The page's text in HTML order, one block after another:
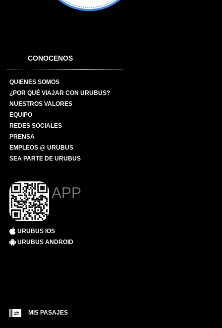
CONOCENOS
QUIENES SOMOS
¿POR QUÉ VIAJAR CON URUBUS?
NUESTROS VALORES
EQUIPO
REDES SOCIALES
PRENSA
EMPLEOS @ URUBUS
SEA PARTE DE URUBUS
APP
URUBUS IOS
URUBUS ANDROID
MIS PASAJES